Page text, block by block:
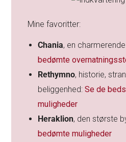
Mine favoritter:
Chania, en
bedømte
Rethymno, historie,
beliggenhed:Se de
muligheder
Heraklion, den største
bedømte muligheder